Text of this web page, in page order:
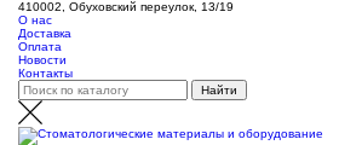
410002, Обуховский переулок, 13/19
О нас
Доставка
Оплата
Новости
Контакты